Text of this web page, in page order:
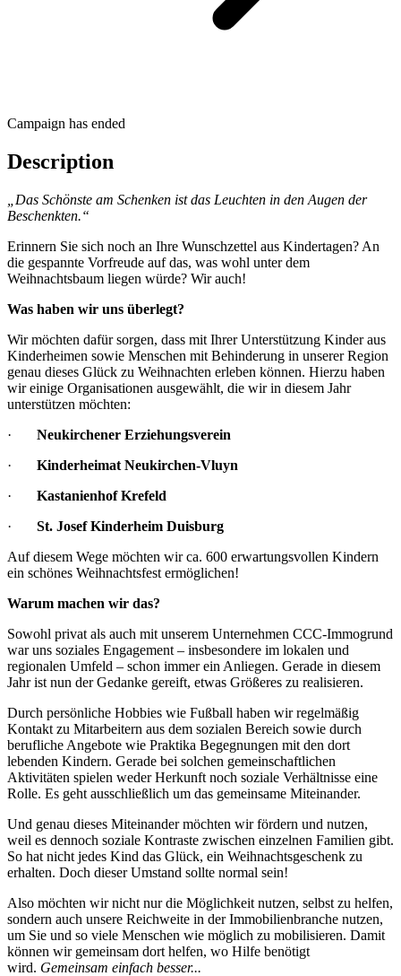
Campaign has ended
Description
„Das Schönste am Schenken ist das Leuchten in den Augen der
Beschenkten.“
Erinnern Sie sich noch an Ihre Wunschzettel aus Kindertagen? An
die gespannte Vorfreude auf das, was wohl unter dem
Weihnachtsbaum liegen würde? Wir auch!
Was haben wir uns überlegt?
Wir möchten dafür sorgen, dass mit Ihrer Unterstützung Kinder aus
Kinderheimen sowie Menschen mit Behinderung in unserer Region
genau dieses Glück zu Weihnachten erleben können. Hierzu haben
wir einige Organisationen ausgewählt, die wir in diesem Jahr
unterstützen möchten:
· Neukirchener Erziehungsverein
· Kinderheimat Neukirchen-Vluyn
· Kastanienhof Krefeld
· St. Josef Kinderheim Duisburg
Auf diesem Wege möchten wir ca. 600 erwartungsvollen Kindern
ein schönes Weihnachtsfest ermöglichen!
Warum machen wir das?
Sowohl privat als auch mit unserem Unternehmen CCC-Immogrund
war uns soziales Engagement – insbesondere im lokalen und
regionalen Umfeld – schon immer ein Anliegen. Gerade in diesem
Jahr ist nun der Gedanke gereift, etwas Größeres zu realisieren.
Durch persönliche Hobbies wie Fußball haben wir regelmäßig
Kontakt zu Mitarbeitern aus dem sozialen Bereich sowie durch
berufliche Angebote wie Praktika Begegnungen mit den dort
lebenden Kindern. Gerade bei solchen gemeinschaftlichen
Aktivitäten spielen weder Herkunft noch soziale Verhältnisse eine
Rolle. Es geht ausschließlich um das gemeinsame Miteinander.
Und genau dieses Miteinander möchten wir fördern und nutzen,
weil es dennoch soziale Kontraste zwischen einzelnen Familien gibt.
So hat nicht jedes Kind das Glück, ein Weihnachtsgeschenk zu
erhalten. Doch dieser Umstand sollte normal sein!
Also möchten wir nicht nur die Möglichkeit nutzen, selbst zu helfen,
sondern auch unsere Reichweite in der Immobilienbranche nutzen,
um Sie und so viele Menschen wie möglich zu mobilisieren. Damit
können wir gemeinsam dort helfen, wo Hilfe benötigt
wird. Gemeinsam einfach besser...